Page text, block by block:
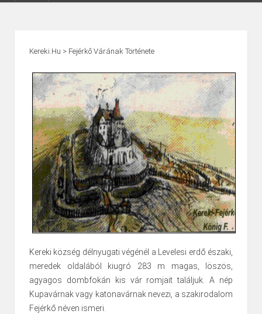
Kereki.hu > Fejérkő Várának Története
Kereki község délnyugati végénél a Levelesi erdő északi,
meredek oldalából kiugró 283 m magas, löszös,
agyagos dombfokán kis vár romjait találjuk. A nép
Kupavárnak vagy katonavárnak nevezi, a szakirodalom
Fejérkő néven ismeri.